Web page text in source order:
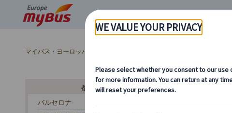
マイバス・ヨーロッパ
都市から探す
バルセロナ